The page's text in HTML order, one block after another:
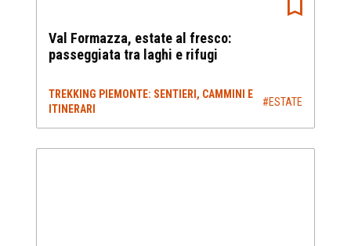
Val Formazza, estate al fresco:
passeggiata tra laghi e rifugi
TREKKING PIEMONTE: SENTIERI, CAMMINI E
ITINERARI
#ESTATE